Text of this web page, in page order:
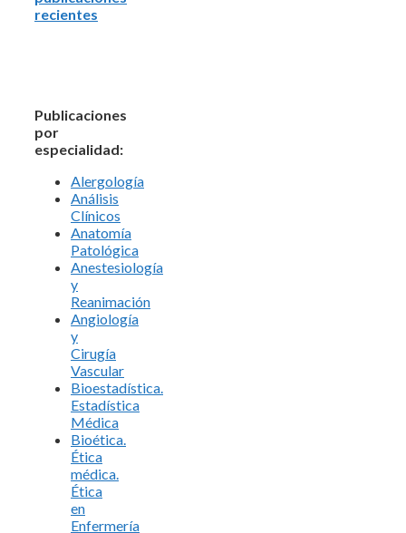
recientes
Publicaciones
por
especialidad:
Alergología
Análisis
Clínicos
Anatomía
Patológica
Anestesiología
y
Reanimación
Angiología
y
Cirugía
Vascular
Bioestadística.
Estadística
Médica
Bioética.
Ética
médica.
Ética
en
Enfermería